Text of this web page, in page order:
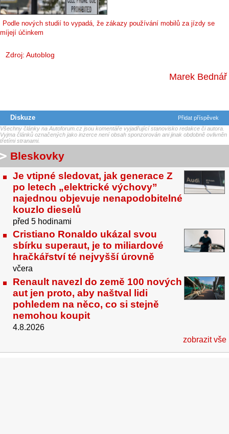
Podle nových studií to vypadá, že zákazy používání mobilů za jízdy se
míjejí účinkem
Zdroj: Autoblog
Marek Bednář
Diskuze
Přidat příspěvek
Všechny články na Autoforum.cz jsou komentáře vyjadřující stanovisko redakce či autora.
Vyjma článků označených jako inzerce není obsah sponzorován ani jinak obdobně ovlivněn
třetími stranami.
Bleskovky
Je vtipné sledovat, jak generace Z
po letech „elektrické výchovy”
najednou objevuje nenapodobitelné
kouzlo dieselů
před 5 hodinami
Cristiano Ronaldo ukázal svou
sbírku superaut, je to miliardové
hračkářství té nejvyšší úrovně
včera
Renault navezl do země 100 nových
aut jen proto, aby naštval lidi
pohledem na něco, co si stejně
nemohou koupit
4.8.2026
zobrazit vše